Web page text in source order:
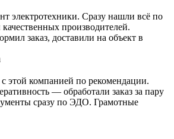
электротехники. Сразу нашли всё по
производителей.
заказ, доставили на объект в
этой компанией по рекомендации.
— обработали заказ за пару
сразу по ЭДО. Грамотные